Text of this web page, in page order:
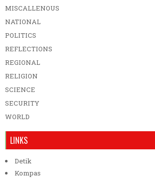
MISCALLENOUS
NATIONAL
POLITICS
REFLECTIONS
REGIONAL
RELIGION
SCIENCE
SECURITY
WORLD
LINKS
Detik
Kompas